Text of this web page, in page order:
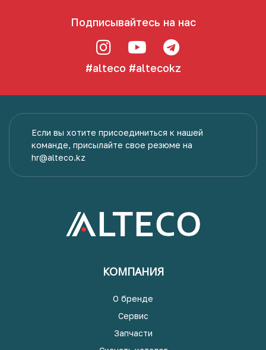
Подписывайтесь на нас
#alteco #altecokz
Если вы хотите присоединиться к нашей
команде, присылайте свое резюме на
hr@alteco.kz
КОМПАНИЯ
О бренде
Сервис
Запчасти